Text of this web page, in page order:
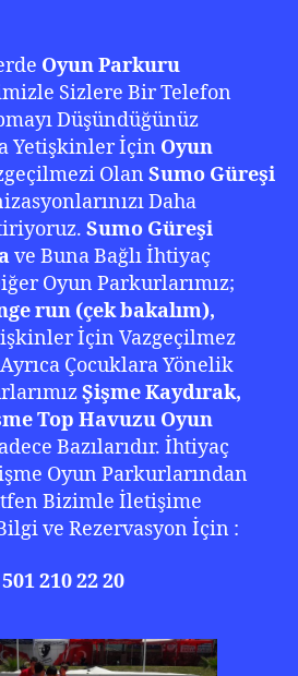
Oyun Parkuru
Sizlere Bir Telefon
Düşündüğünüz
Yetişkinler İçin Oyun
Olan Sumo Güreşi
Daha
Sumo Güreşi
ve Buna Bağlı İhtiyaç
Oyun Parkurlarımız;
run (çek bakalım),
İçin Vazgeçilmez
Çocuklara Yönelik
Şişme Kaydırak,
Top Havuzu Oyun
Bazılarıdır. İhtiyaç
Oyun Parkurlarından
Bizimle İletişime
ve Rezervasyon İçin :
210 22 20